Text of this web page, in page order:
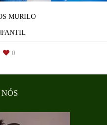
MURILO
0